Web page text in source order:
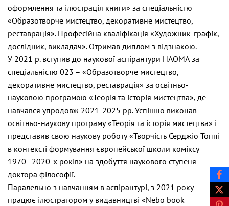
оформлення та ілюстрація книги» за спеціальністю
«Образотворче мистецтво, декоративне мистецтво,
реставрація». Професійна кваліфікація «Художник-графік,
дослідник, викладач». Отримав диплом з відзнакою.
У 2021 р. вступив до наукової аспірантури НАОМА за
спеціальністю 023 – «Образотворче мистецтво,
декоративне мистецтво, реставрація» за освітньо-
науковою програмою «Теорія та історія мистецтва», де
навчався упродовж 2021-2025 рр. Успішно виконав
освітньо-наукову програму «Теорія та історія мистецтва» і
представив свою наукову роботу «Творчість Серджіо Топпі
в контексті формування європейської школи коміксу
1970–2020-х років» на здобуття наукового ступеня
доктора філософії.
Паралельно з навчанням в аспірантурі, з 2021 року
працює ілюстратором у видавництві «Nebo book